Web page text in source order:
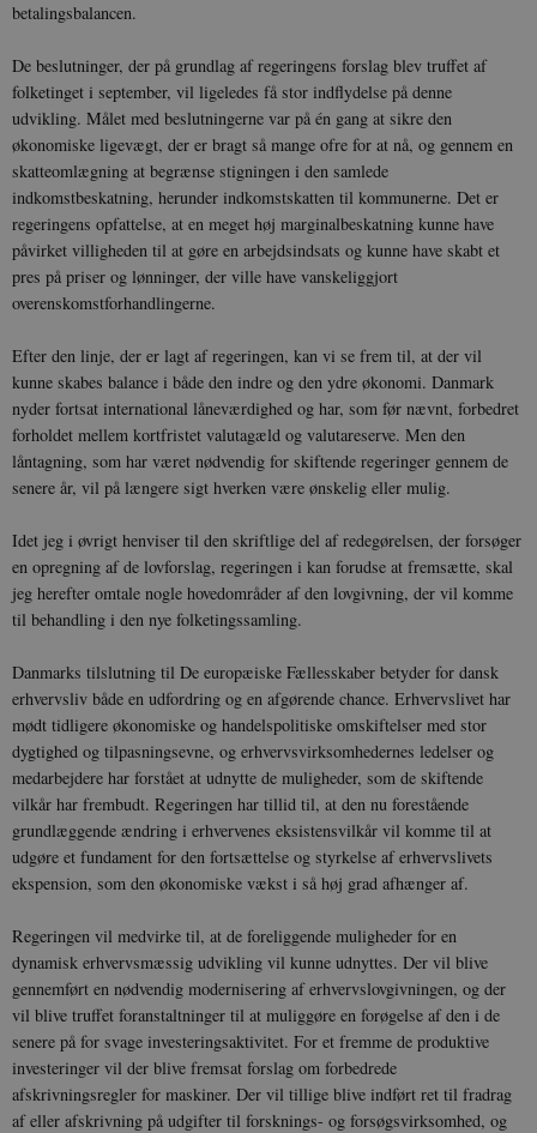
betalingsbalancen.
De beslutninger, der på grundlag af regeringens forslag blev truffet af
folketinget i september, vil ligeledes få stor indflydelse på denne
udvikling. Målet med beslutningerne var på én gang at sikre den
økonomiske ligevægt, der er bragt så mange ofre for at nå, og gennem en
skatteomlægning at begrænse stigningen i den samlede
indkomstbeskatning, herunder indkomstskatten til kommunerne. Det er
regeringens opfattelse, at en meget høj marginalbeskatning kunne have
påvirket villigheden til at gøre en arbejdsindsats og kunne have skabt et
pres på priser og lønninger, der ville have vanskeliggjort
overenskomstforhandlingerne.
Efter den linje, der er lagt af regeringen, kan vi se frem til, at der vil
kunne skabes balance i både den indre og den ydre økonomi. Danmark
nyder fortsat international låneværdighed og har, som før nævnt, forbedret
forholdet mellem kortfristet valutagæld og valutareserve. Men den
låntagning, som har været nødvendig for skiftende regeringer gennem de
senere år, vil på længere sigt hverken være ønskelig eller mulig.
Idet jeg i øvrigt henviser til den skriftlige del af redegørelsen, der forsøger
en opregning af de lovforslag, regeringen i kan forudse at fremsætte, skal
jeg herefter omtale nogle hovedområder af den lovgivning, der vil komme
til behandling i den nye folketingssamling.
Danmarks tilslutning til De europæiske Fællesskaber betyder for dansk
erhvervsliv både en udfordring og en afgørende chance. Erhvervslivet har
mødt tidligere økonomiske og handelspolitiske omskiftelser med stor
dygtighed og tilpasningsevne, og erhvervsvirksomhedernes ledelser og
medarbejdere har forstået at udnytte de muligheder, som de skiftende
vilkår har frembudt. Regeringen har tillid til, at den nu forestående
grundlæggende ændring i erhvervenes eksistensvilkår vil komme til at
udgøre et fundament for den fortsættelse og styrkelse af erhvervslivets
ekspension, som den økonomiske vækst i så høj grad afhænger af.
Regeringen vil medvirke til, at de foreliggende muligheder for en
dynamisk erhvervsmæssig udvikling vil kunne udnyttes. Der vil blive
gennemført en nødvendig modernisering af erhvervslovgivningen, og der
vil blive truffet foranstaltninger til at muliggøre en forøgelse af den i de
senere på for svage investeringsaktivitet. For et fremme de produktive
investeringer vil der blive fremsat forslag om forbedrede
afskrivningsregler for maskiner. Der vil tillige blive indført ret til fradrag
af eller afskrivning på udgifter til forsknings- og forsøgsvirksomhed, og